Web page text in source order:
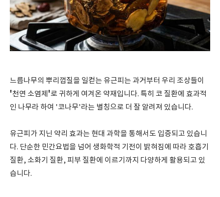
느릅나무의 뿌리껍질을 일컫는 유근피는 과거부터 우리 조상들이
'천연 소염제 '로 귀하게 여겨온 약재입니다. 특히 코 질환에 효과적
인 나무라 하여 '코나무'라는 별칭으로 더 잘 알려져 있습니다.
유근피가 지닌 약리 효과는 현대 과학을 통해서도 입증되고 있습니
다. 단순한 민간요법을 넘어 생화학적 기전이 밝혀짐에 따라 호흡기
질환, 소화기 질환, 피부 질환에 이르기까지 다양하게 활용되고 있
습니다.